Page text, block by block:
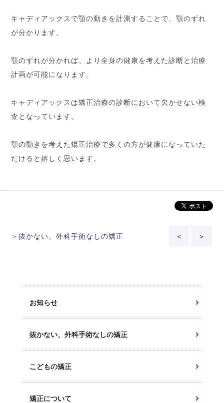
キャディアックスで顎の動きを計測することで、顎のずれ
が分かります。
顎のずれが分かれば、より全身の健康を考えた診断と治療
計画が可能になります。
キャディアックスは矯正治療の診断において欠かせない検
査となっています。
顎の動きを考えた矯正治療で多くの方が健康になっていた
だけると嬉しく思います。
＞抜かない、外科手術なしの矯正 ＜ ＞
お知らせ
抜かない、外科手術なしの矯正
こどもの矯正
矯正について